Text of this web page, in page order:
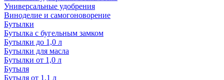
Универсальные удобрения
Виноделие и самогоноворение
Бутылки
Бутылка с бугельным замком
Бутылки до 1,0 л
Бутылки для масла
Бутылки от 1,0 л
Бутыля
Бутыля от 1,1 л